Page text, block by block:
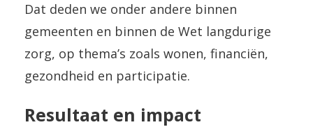
Dat deden we onder andere binnen
gemeenten en binnen de Wet langdurige
zorg, op thema’s zoals wonen, financiën,
gezondheid en participatie.
Resultaat en impact